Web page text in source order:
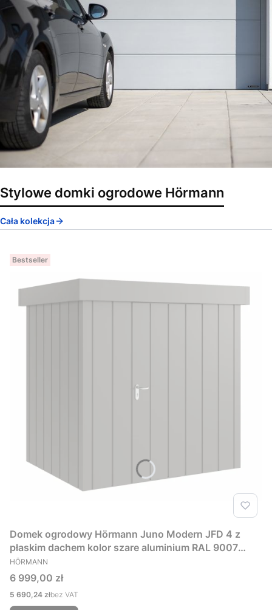
Stylowe domki ogrodowe Hörmann
Cała kolekcja
Bestseller
Domek ogrodowy Hörmann Juno Modern JFD 4 z
płaskim dachem kolor szare aluminium RAL 9007
229x181 cm
PRODUCENT
HÖRMANN
Cena
6 999,00 zł
Cena
5 690,24 złbez VAT